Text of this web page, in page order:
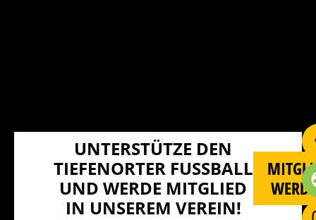
UNTERSTÜTZE DEN
TIEFENORTER FUSSBALL U
ND WERDE MITGLIED I
N UNSEREM VEREIN!